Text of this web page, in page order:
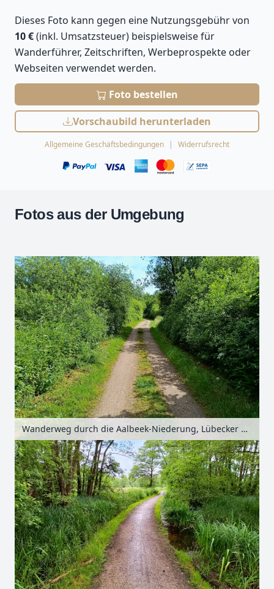
Dieses Foto kann gegen eine Nutzungsgebühr von
10 €(inkl. Umsatzsteuer) beispielsweise für
Wanderführer, Zeitschriften, Werbeprospekte oder
Webseiten verwendet werden.
Foto bestellen
Vorschaubild herunterladen
Allgemeine Geschäftsbedingungen Widerrufsrecht
Fotos aus der Umgebung
+
−
Wanderweg durch die Aalbeek-Niederung, Lübecker Bucht, Schleswig-Holstein, Deutschland